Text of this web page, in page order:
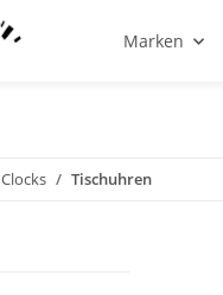
Marken
Clocks Tischuhren